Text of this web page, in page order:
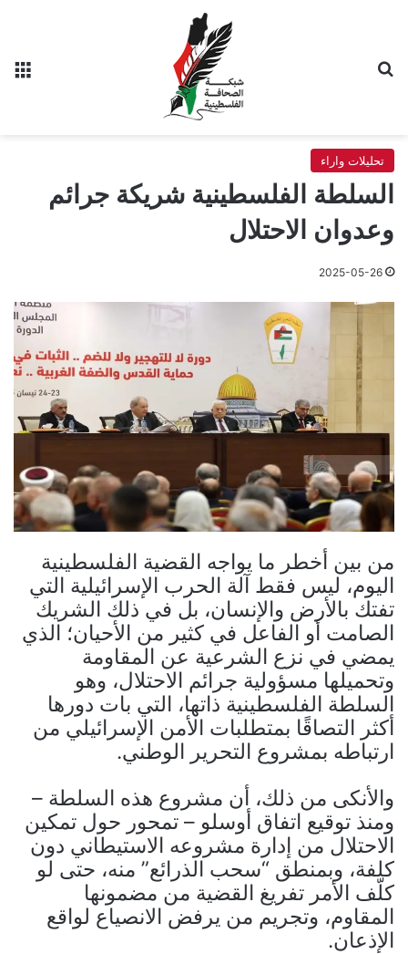
تحليلات واراء
السلطة الفلسطينية شريكة جرائم
وعدوان الاحتلال
2025-05-26
من بين أخطر ما يواجه القضية الفلسطينية
اليوم، ليس فقط آلة الحرب الإسرائيلية التي
تفتك بالأرض والإنسان، بل في ذلك الشريك
الصامت أو الفاعل في كثير من الأحيان؛ الذي
يمضي في نزع الشرعية عن المقاومة
وتحميلها مسؤولية جرائم الاحتلال، وهو
السلطة الفلسطينية ذاتها، التي بات دورها
أكثر التصاقًا بمتطلبات الأمن الإسرائيلي من
ارتباطه بمشروع التحرير الوطني.
والأنكى من ذلك، أن مشروع هذه السلطة –
ومنذ توقيع اتفاق أوسلو – تمحور حول تمكين
الاحتلال من إدارة مشروعه الاستيطاني دون
كلفة، وبمنطق “سحب الذرائع” منه، حتى لو
كلّف الأمر تفريغ القضية من مضمونها
المقاوم، وتجريم من يرفض الانصياع لواقع
الإذعان.